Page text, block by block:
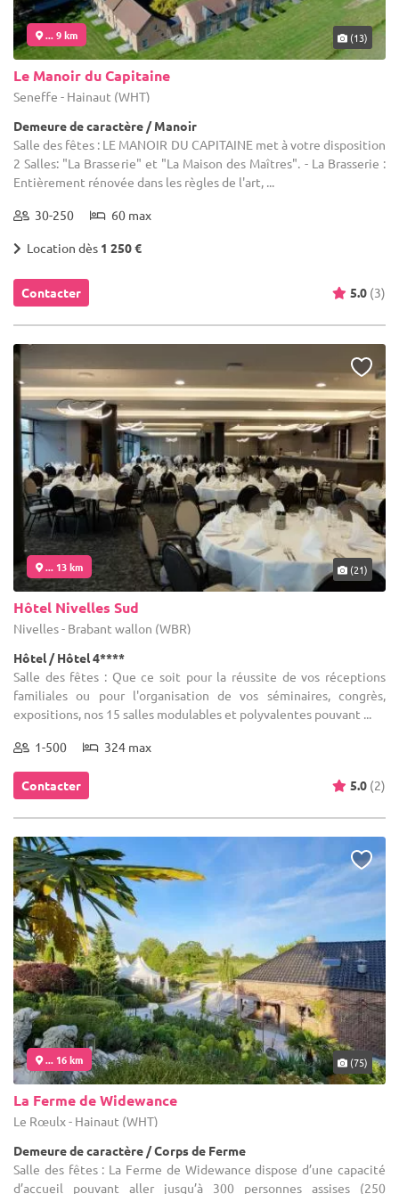
... 9 km (13)
Le Manoir du Capitaine
Seneffe - Hainaut (WHT)
Demeure de caractère / Manoir
Salle des fêtes : LE MANOIR DU CAPITAINE met à votre disposition
2 Salles: "La Brasserie" et "La Maison des Maîtres". - La Brasserie :
Entièrement rénovée dans les règles de l'art, ...
30-250 60 max
Location dès 1 250 €
Contacter 5.0 (3)
... 13 km (21)
Hôtel Nivelles Sud
Nivelles - Brabant wallon (WBR)
Hôtel / Hôtel 4****
Salle des fêtes : Que ce soit pour la réussite de vos réceptions
familiales ou pour l'organisation de vos séminaires, congrès,
expositions, nos 15 salles modulables et polyvalentes pouvant ...
1-500 324 max
Contacter 5.0 (2)
... 16 km (75)
La Ferme de Widewance
Le Rœulx - Hainaut (WHT)
Demeure de caractère / Corps de Ferme
Salle des fêtes : La Ferme de Widewance dispose d’une capacité
d’accueil pouvant aller jusqu’à 300 personnes assises (250